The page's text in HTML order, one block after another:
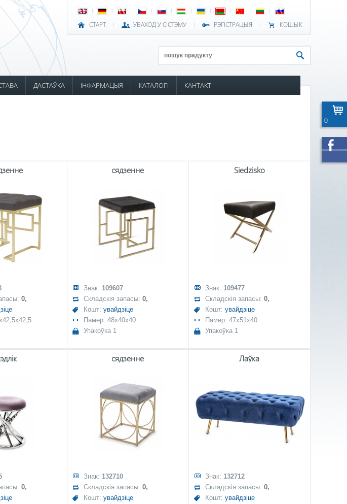
СТАРТ УВАХОД У СІСТЭМУ РЭГІСТРАЦЫЯ КОШЫК
ДАСТАЎКА ІНФАРМАЦЫЯ КАТАЛОГІ КАНТАКТ
0,
сядзенне
Знак: 109607
Складскія запасы: 0,
Кошт: увайдзіце
Памер: 48x40x40
Упакоўка 1
Siedzisko
Знак: 109477
Складскія запасы: 0,
Кошт: увайдзіце
Памер: 47x51x40
Упакоўка 1
0,
сядзенне
Знак: 132710
Складскія запасы: 0,
Кошт: увайдзіце
Лаўка
Знак: 132712
Складскія запасы: 0,
Кошт: увайдзіце
0